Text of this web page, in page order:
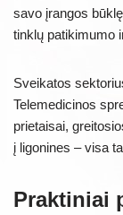
savo įrangos
tinklų patikimumo
Sveikatos
Telemedicinos
prietaisai,
į ligonines – visa
Praktiniai